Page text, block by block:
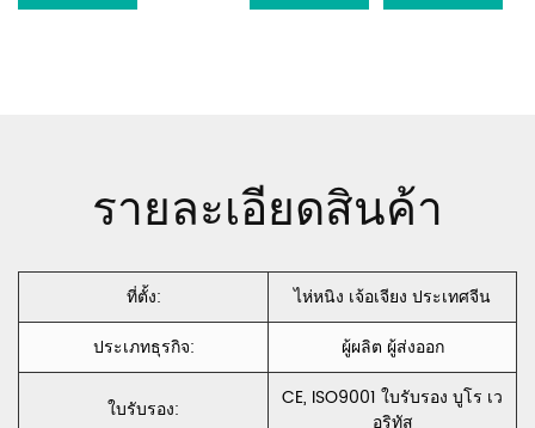
CXXIF
กำมะหยี่ฝรั่งเศส
CC320
รายละเอียดสินค้า
ที่ตั้ง:
ไห่หนิง เจ้อเจียง ประเทศจีน
ประเภทธุรกิจ:
ผู้ผลิต ผู้ส่งออก
ใบรับรอง:
CE, ISO9001 ใบรับรอง บูโร เว